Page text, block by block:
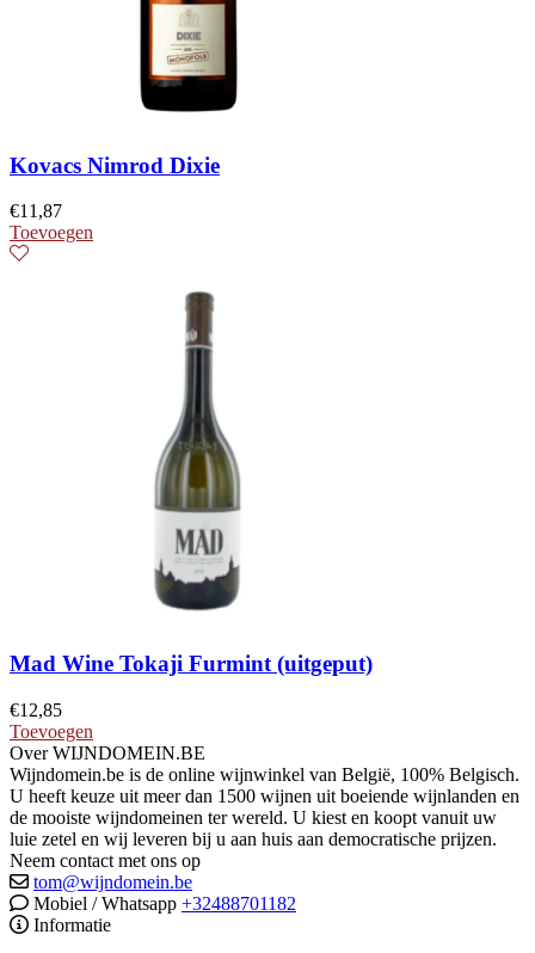
Kovacs Nimrod Dixie
€11,87
Toevoegen
Mad Wine Tokaji Furmint (uitgeput)
€12,85
Toevoegen
Over WIJNDOMEIN.BE
Wijndomein.be is de online wijnwinkel van België, 100% Belgisch.
U heeft keuze uit meer dan 1500 wijnen uit boeiende wijnlanden en
de mooiste wijndomeinen ter wereld. U kiest en koopt vanuit uw
luie zetel en wij leveren bij u aan huis aan democratische prijzen.
Neem contact met ons op
tom@wijndomein.be
Mobiel / Whatsapp +32488701182
Informatie